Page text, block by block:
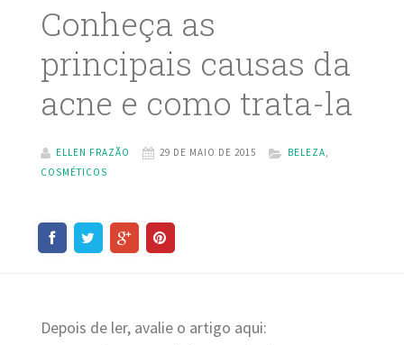
Conheça as
principais causas da
acne e como trata-la
ELLEN FRAZÃO 29 DE MAIO DE 2015 BELEZA,
COSMÉTICOS
Depois de ler, avalie o artigo aqui: